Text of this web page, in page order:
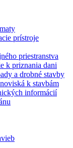
prístroje
priestranstva
k priznania dani
a drobné stavby
k stavbám
informácií